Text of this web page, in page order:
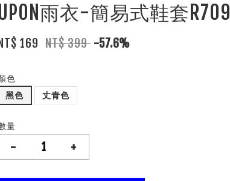
雨衣-簡易式鞋套R709
169 NT$ 399 -57.6%
色
黑色
丈青色
量
- +